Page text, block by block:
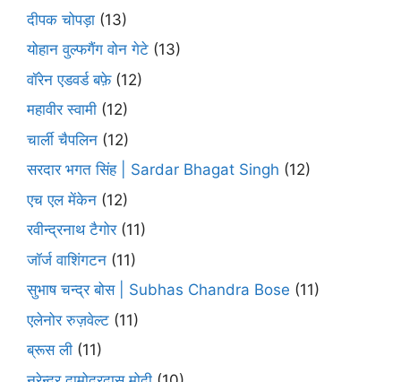
दीपक चोपड़ा (13)
योहान वुल्फगैंग वोन गेटे (13)
वॉरेन एडवर्ड बफ़े(12)
महावीर स्वामी (12)
चार्ली चैपलिन (12)
सरदार भगत सिंह | Sardar Bhagat Singh (12)
एच एल मेंकेन (12)
रवीन्द्रनाथ टैगोर(11)
जॉर्ज वाशिंगटन (11)
सुभाष चन्द्र बोस | Subhas Chandra Bose (11)
एलेनोर रुज़वेल्ट (11)
ब्रूस ली (11)